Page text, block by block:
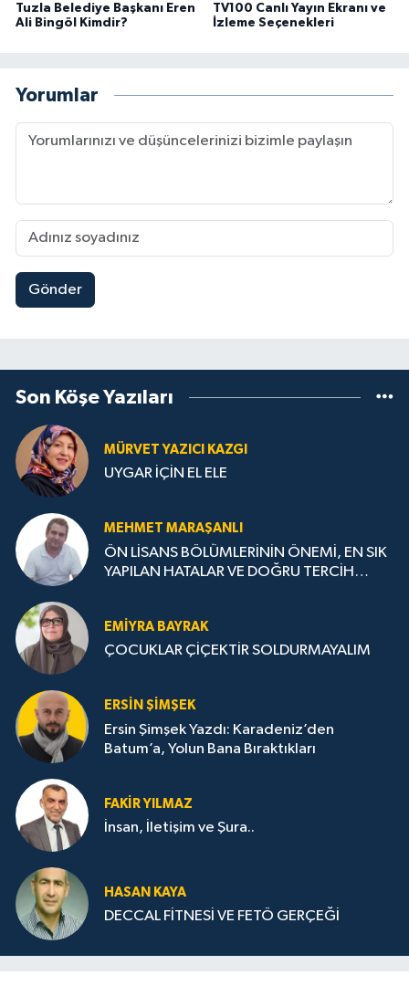
Tuzla Belediye Başkanı Eren
Ali Bingöl Kimdir?
TV100 Canlı Yayın Ekranı ve
İzleme Seçenekleri
Yorumlar
Gönder
Son Köşe Yazıları
MÜRVET YAZICI KAZGI
UYGAR İÇİN EL ELE
MEHMET MARAŞANLI
ÖN LİSANS BÖLÜMLERİNİN ÖNEMİ, EN SIK
YAPILAN HATALAR VE DOĞRU TERCİH
EMIYRA BAYRAK
ÇOCUKLAR ÇİÇEKTİR SOLDURMAYALIM
ERSIN ŞIMŞEK
Ersin Şimşek Yazdı: Karadeniz’den
Batum’a, Yolun Bana Bıraktıkları
FAKIR YILMAZ
İnsan, İletişim ve Şura..
HASAN KAYA
DECCAL FİTNESİ VE FETÖ GERÇEĞİ